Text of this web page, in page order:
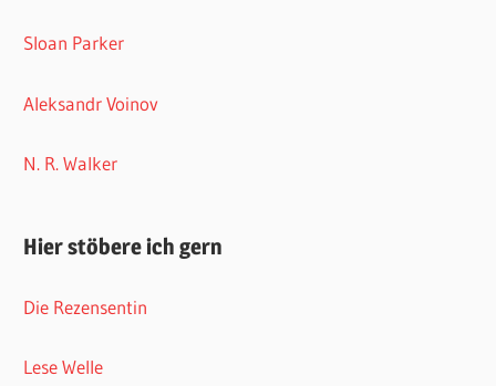
Sloan Parker
Aleksandr Voinov
N. R. Walker
Hier stöbere ich gern
Die Rezensentin
Lese Welle